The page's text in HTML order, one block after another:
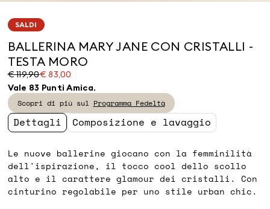
SALDI
BALLERINA MARY JANE CON CRISTALLI -
TESTA MORO
€ 119,90€ 83,00
Prezzo
originale
€
119,90
Prezzo
corrente
€
83,00
Vale 83 Punti Amica.
Scopri di più sul Programma Fedeltà
Dettagli Composizione e lavaggio
Le nuove ballerine giocano con la femminilità
dell'ispirazione, il tocco cool dello scollo
alto e il carattere glamour dei cristalli. Con
cinturino regolabile per uno stile urban chic.